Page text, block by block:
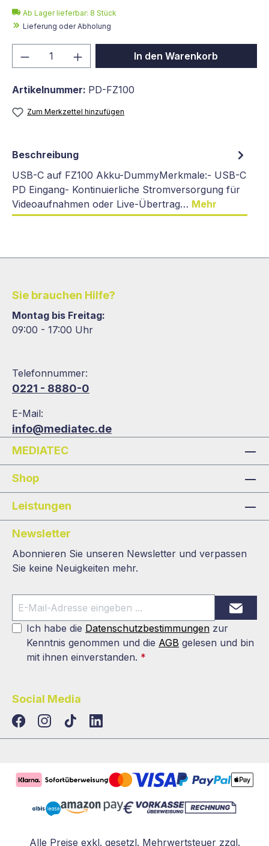
Ab Lager lieferbar: 8 Stück
Lieferung oder Abholung
Produkt Anzahl: Gib denIn den Warenkorb
Artikelnummer: PD-FZ100
Zum Merkzettel hinzufügen
Beschreibung
USB-C auf FZ100 Akku-DummyMerkmale:- USB-C
PD Eingang- Kontinuierliche Stromversorgung für
Videoaufnahmen oder Live-Übertrag… Mehr
Sie brauchen Hilfe?
Montag bis Freitag:
09:00 - 17:00 Uhr
Telefonnummer:
0221 - 8880-0
E-Mail:
info@mediatec.de
MEDIATEC
Shop
Leistungen
Newsletter
Abonnieren Sie unseren Newsletter und verpassen
Sie keine Neuigkeiten mehr.
Ich habe die Datenschutzbestimmungen zur
Kenntnis genommen und die AGB gelesen und bin
mit ihnen einverstanden. *
Social Media
TikTokLinkedIn
Alle Preise exkl. gesetzl. Mehrwertsteuer zzgl.